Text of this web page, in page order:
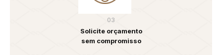
03
Solicite orçamento
sem compromisso